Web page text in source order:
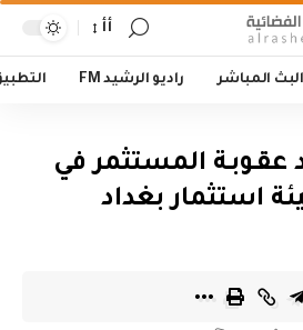
أأ
البث المباشر راديو الرشيد FM
عقـوبـة المستثمر في
استثمار بغداد